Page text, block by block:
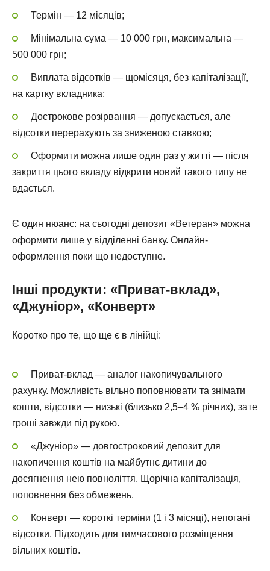
Термін — 12 місяців;
Мінімальна сума — 10 000 грн, максимальна —
500 000 грн;
Виплата відсотків — щомісяця, без капіталізації,
на картку вкладника;
Дострокове розірвання — допускається, але
відсотки перерахують за зниженою ставкою;
Оформити можна лише один раз у житті — після
закриття цього вкладу відкрити новий такого типу не
вдасться.
Є один нюанс: на сьогодні депозит «Ветеран» можна
оформити лише у відділенні банку. Онлайн-
оформлення поки що недоступне.
Інші продукти: «Приват-вклад»,
«Джуніор», «Конверт»
Коротко про те, що ще є в лінійці:
Приват-вклад — аналог накопичувального
рахунку. Можливість вільно поповнювати та знімати
кошти, відсотки — низькі (близько 2,5–4 % річних), зате
гроші завжди під рукою.
«Джуніор» — довгостроковий депозит для
накопичення коштів на майбутнє дитини до
досягнення нею повноліття. Щорічна капіталізація,
поповнення без обмежень.
Конверт — короткі терміни (1 і 3 місяці), непогані
відсотки. Підходить для тимчасового розміщення
вільних коштів.